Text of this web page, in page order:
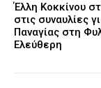
Έλλη Κοκκίνου
στις συναυλίες
Παναγίας στη
Ελεύθερη